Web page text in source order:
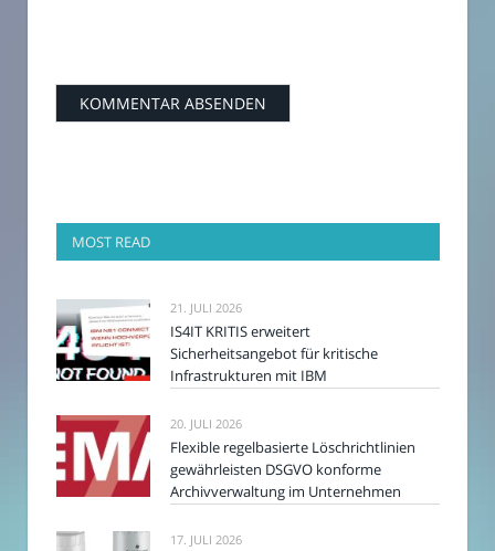
MOST READ
21. JULI 2026
IS4IT KRITIS erweitert
Sicherheitsangebot für kritische
Infrastrukturen mit IBM
20. JULI 2026
Flexible regelbasierte Löschrichtlinien
gewährleisten DSGVO konforme
Archivverwaltung im Unternehmen
17. JULI 2026